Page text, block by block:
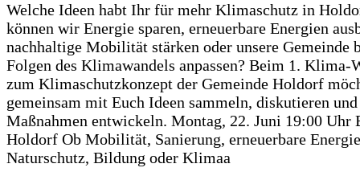
Welche Ideen habt Ihr für mehr Klimaschutz in
können wir Energie sparen, erneuerbare Energien
nachhaltige Mobilität stärken oder unsere Gemeinde
Folgen des Klimawandels anpassen? Beim 1. Klima-
zum Klimaschutzkonzept der Gemeinde Holdorf
gemeinsam mit Euch Ideen sammeln, diskutieren
Maßnahmen entwickeln. Montag, 22. Juni 19:00 Uhr
Holdorf Ob Mobilität, Sanierung, erneuerbare
Naturschutz, Bildung oder Klimaa